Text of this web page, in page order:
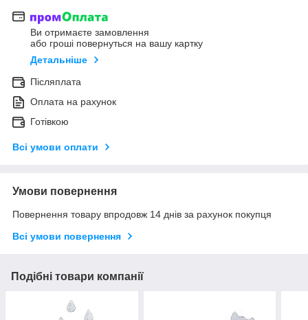
Ви отримаєте замовлення
або гроші повернуться на вашу картку
Детальніше
Післяплата
Оплата на рахунок
Готівкою
Всі умови оплати
Умови повернення
Повернення товару впродовж 14 днів за рахунок покупця
Всі умови повернення
Подібні товари компанії